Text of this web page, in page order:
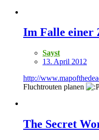
Im Falle einer
Sayst
13. April 2012
http://
Fluchtrouten planen
The Secret